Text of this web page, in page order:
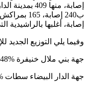
إصابة، منها
إصابة، أغلبها بالراشيدية التي
وفيما يلي التوزيع
جهة بني ملال خنيفرة %3,48 (+82)
جهة الدار البيضاء سطات %27,72